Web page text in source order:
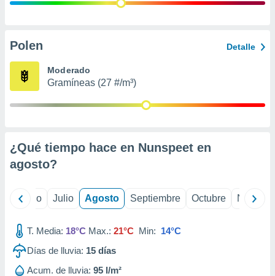
e
publicidad
Polen Detalle
Moderado
Gramíneas (27 #/m³)
¿Qué tiempo hace en Nunspeet en
agosto?
Junio Julio Agosto Septiembre Octubre
T. Media: 18°C Max.: 21°C Min: 14°C
Días de lluvia: 15 días
Acum. de lluvia: 95 l/m²